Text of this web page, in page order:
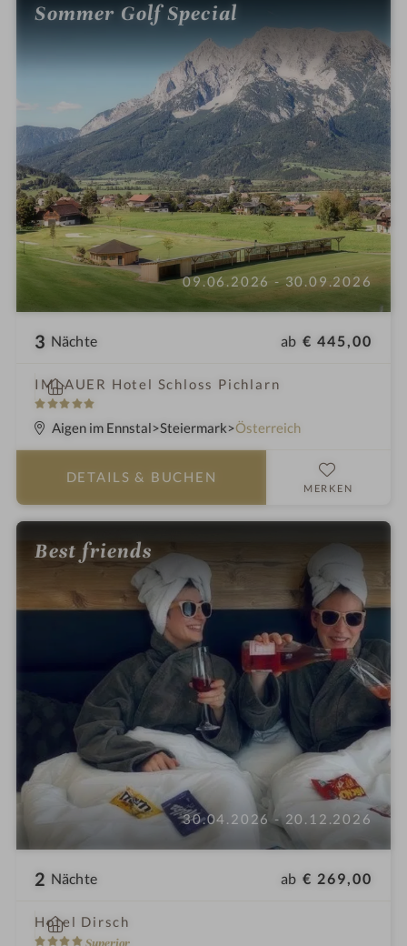
Sommer Golf Special
09.06.2026 - 30.09.2026
3 Nächte ab € 445,00
IMLAUER Hotel Schloss Pichlarn
5
S
t
n
i
n
Aigen im Ennstal Steiermark Österreich
DETAILS & BUCHEN
MERKEN
Best friends
30.04.2026 - 20.12.2026
2 Nächte ab € 269,00
Hotel Dirsch
4
i
n